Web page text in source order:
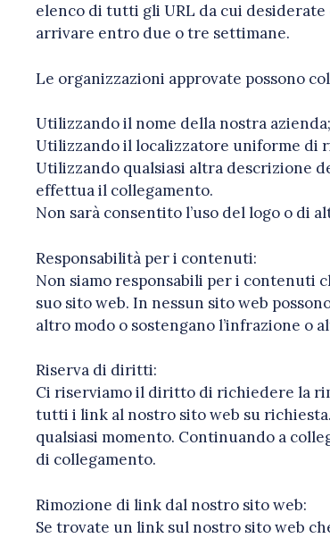
elenco di tutti gli URL da cui
arrivare entro due o tre settimane.
Le organizzazioni approvate possono
Utilizzando il nome della nostra
Utilizzando il localizzatore uniforme di
Utilizzando qualsiasi altra descrizione
effettua il collegamento.
Non sarà consentito l’uso del logo o di
Responsabilità per i contenuti:
Non siamo responsabili per i contenuti
suo sito web. In nessun sito web
altro modo o sostengano l’infrazione
Riserva di diritti:
Ci riserviamo il diritto di richiedere la
tutti i link al nostro sito web su
qualsiasi momento. Continuando a
di collegamento.
Rimozione di link dal nostro sito web:
Se trovate un link sul nostro sito web